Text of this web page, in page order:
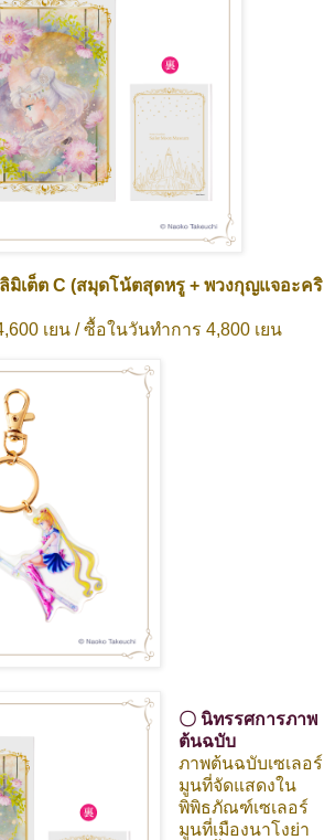
มิเต็ต C (สมุดโน้ตสุดหรู + พวงกุญแจอะคริ
เยน / ซื้อในวันทำการ 4,800 เยน
〇 นิทรรศการภาพ
ต้นฉบับ
ภาพต้นฉบับเซเลอร์
มูนที่จัดแสดงใน
พิพิธภัณฑ์เซเลอร์
มูนที่เมืองนาโงย่า